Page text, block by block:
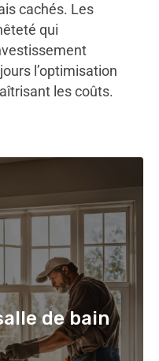
cachés. Les
qui
l’optimisation
les coûts.
de bain